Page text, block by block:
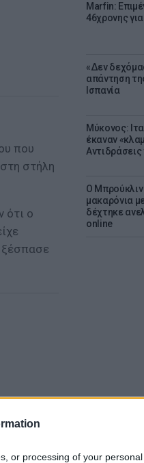
or processing of your
Marfin:
46χρονης
«Δεν
απάντηση
Ισπανία
Μύκονος:
έκαναν
Ο
μακαρόνια
δέχτηκε
online
που
στήλη
ότι ο
ξέσπασε